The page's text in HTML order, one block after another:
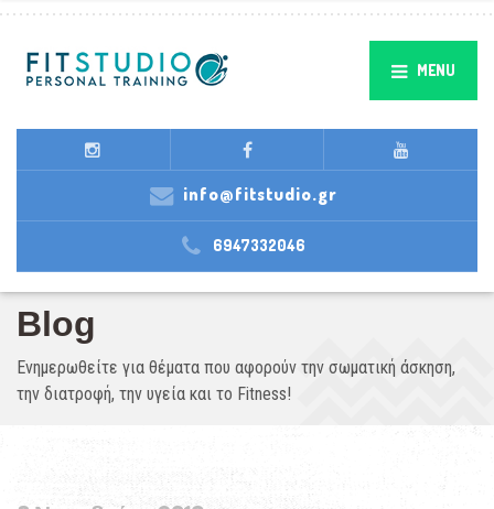
MENU
info@fitstudio.gr
6947332046
Blog
Ενημερωθείτε για θέματα που αφορούν την σωματική άσκηση,
την διατροφή, την υγεία και το Fitness!